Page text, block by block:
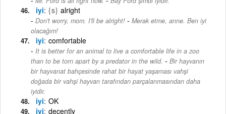
iyi {s} alright
Don't worry, mom. I'll be alright! - Merak etme, anne. Ben iyi
olacağım!
iyi comfortable
It is better for an animal to live a comfortable life in a zoo
than to be torn apart by a predator in the wild. - Bir hayvanın
bir hayvanat bahçesinde rahat bir hayat yaşaması vahşi
doğada bir vahşi hayvan tarafından parçalanmasından daha
iyidir.
iyi OK
iyi decently